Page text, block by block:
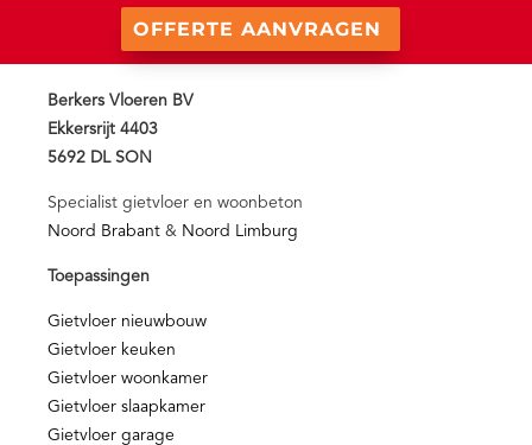
OFFERTE AANVRAGEN
Berkers Vloeren BV
Ekkersrijt 4403
5692 DL SON
Specialist gietvloer en woonbeton
Noord Brabant & Noord Limburg
Toepassingen
Gietvloer nieuwbouw
Gietvloer keuken
Gietvloer woonkamer
Gietvloer slaapkamer
Gietvloer garage